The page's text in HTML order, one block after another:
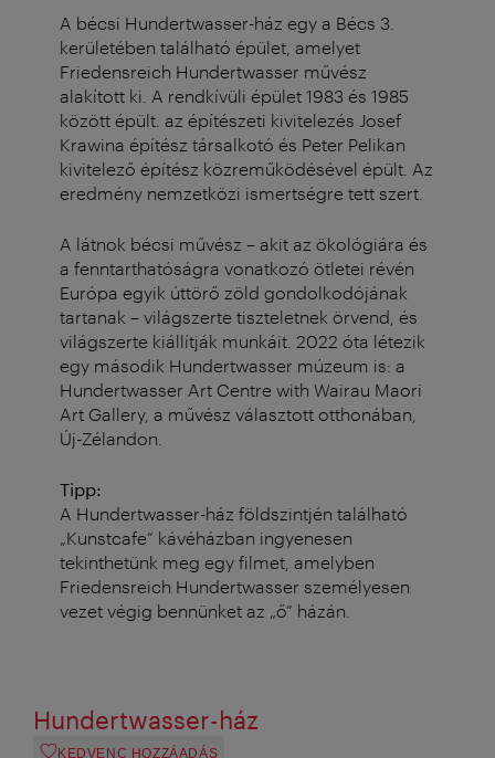
A bécsi Hundertwasser-ház egy a Bécs 3.
kerületében található épület, amelyet
Friedensreich Hundertwasser művész
alakított ki. A rendkívüli épület 1983 és 1985
között épült. az építészeti kivitelezés Josef
Krawina építész társalkotó és Peter Pelikan
kivitelező építész közreműködésével épült. Az
eredmény nemzetközi ismertségre tett szert.
A látnok bécsi művész – akit az ökológiára és
a fenntarthatóságra vonatkozó ötletei révén
Európa egyik úttörő zöld gondolkodójának
tartanak – világszerte tiszteletnek örvend, és
világszerte kiállítják munkáit. 2022 óta létezik
egy második Hundertwasser múzeum is: a
Hundertwasser Art Centre with Wairau Maori
Art Gallery, a művész választott otthonában,
Új-Zélandon.
Tipp:
A Hundertwasser-ház földszintjén található
„Kunstcafe” kávéházban ingyenesen
tekinthetünk meg egy filmet, amelyben
Friedensreich Hundertwasser személyesen
vezet végig bennünket az „ő” házán.
Hundertwasser-ház
KEDVENC HOZZÁADÁS